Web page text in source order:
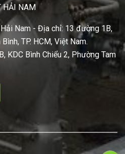
HẢI NAM
Nam - Địa chỉ: 13 đường 1B,
TP. HCM, Việt Nam.
KDC Bình Chiểu 2, Phường Tam